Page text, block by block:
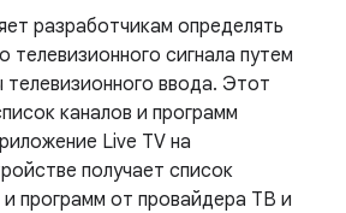
разработчикам определять
телевизионного сигнала путем
ввода. Этот
каналов и программ
Live TV на
получает список
и программ от провайдера ТВ и